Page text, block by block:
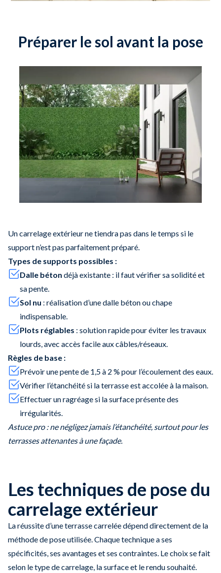
Préparer le sol avant la pose
Un carrelage extérieur ne tiendra pas dans le temps si le
support n’est pas parfaitement préparé.
Types de supports possibles :
Dalle béton déjà existante : il faut vérifier sa solidité et
sa pente.
Sol nu : réalisation d’une dalle béton ou chape
indispensable.
Plots réglables : solution rapide pour éviter les travaux
lourds, avec accès facile aux câbles/réseaux.
Règles de base :
Prévoir une pente de 1,5 à 2 % pour l’écoulement des eaux.
Vérifier l’étanchéité si la terrasse est accolée à la maison.
Effectuer un ragréage si la surface présente des
irrégularités.
Astuce pro : ne négligez jamais l’étanchéité, surtout pour les
terrasses attenantes à une façade.
Les techniques de pose du
carrelage extérieur
La réussite d’une terrasse carrelée dépend directement de la
méthode de pose utilisée. Chaque technique a ses
spécificités, ses avantages et ses contraintes. Le choix se fait
selon le type de carrelage, la surface et le rendu souhaité.